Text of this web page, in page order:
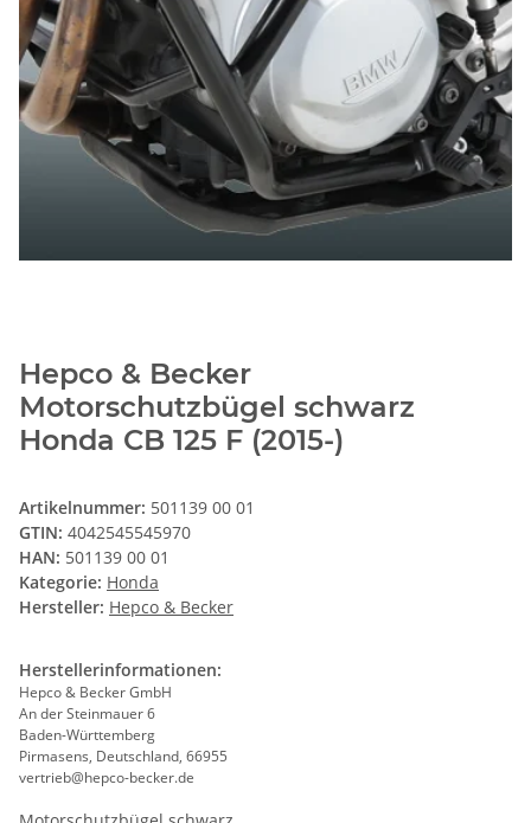
Hepco & Becker
Motorschutzbügel schwarz
Honda CB 125 F (2015-)
Artikelnummer: 501139 00 01
GTIN: 4042545545970
HAN: 501139 00 01
Kategorie: Honda
Hersteller: Hepco & Becker
Herstellerinformationen:
Hepco & Becker GmbH
An der Steinmauer 6
Baden-Württemberg
Pirmasens, Deutschland, 66955
vertrieb@hepco-becker.de